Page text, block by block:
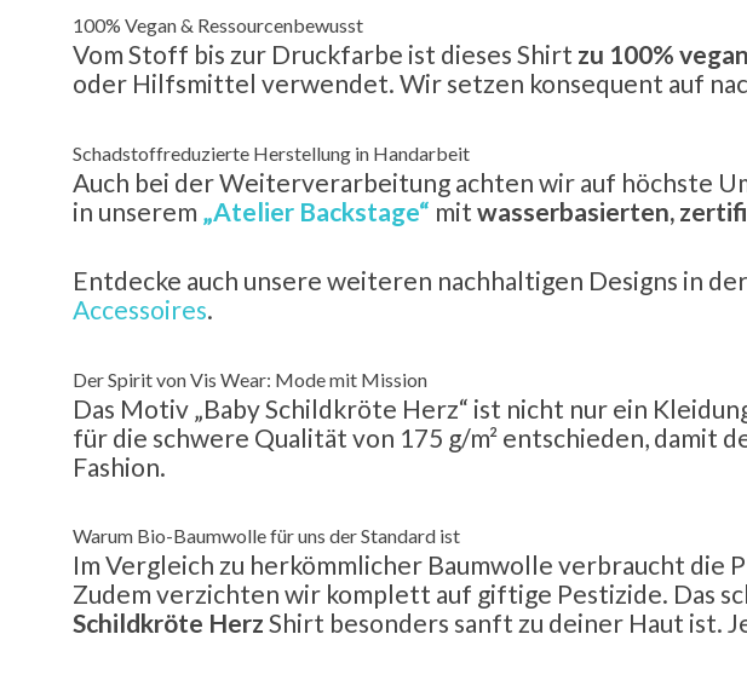
100% Vegan & Ressourcenbewusst
Vom Stoff bis zur Druckfarbe ist dieses Shirt zu 100% vegan
oder Hilfsmittel verwendet. Wir setzen konsequent auf
Schadstoffreduzierte Herstellung in Handarbeit
Auch bei der Weiterverarbeitung achten wir auf höchste
in unserem „Atelier Backstage“ mit wasserbasierten,
Entdecke auch unsere weiteren nachhaltigen Designs in der
Accessoires.
Der Spirit von Vis Wear: Mode mit Mission
Das Motiv „Baby Schildkröte Herz“ ist nicht nur ein
für die schwere Qualität von 175 g/m² entschieden, damit
Fashion.
Warum Bio-Baumwolle für uns der Standard ist
Im Vergleich zu herkömmlicher Baumwolle verbraucht die
Zudem verzichten wir komplett auf giftige Pestizide. Das
Schildkröte Herz Shirt besonders sanft zu deiner Haut ist.